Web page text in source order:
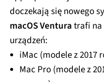
doczekają się nowego
macOS Venturatrafi na
urządzeń:
iMac (modele z 2017
Mac Pro (modele z